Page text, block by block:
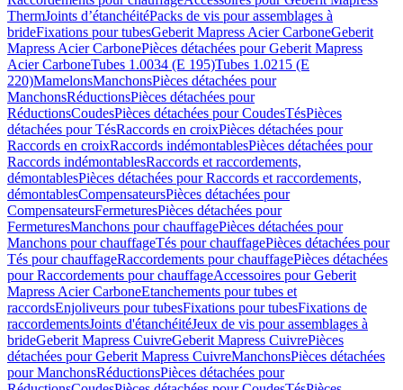
ThermJoints d’étanchéitéPacks de vis pour assemblages à
brideFixations pour tubesGeberit Mapress Acier CarboneGeberit
Mapress Acier CarbonePièces détachées pour Geberit Mapress
Acier CarboneTubes 1.0034 (E 195)Tubes 1.0215 (E
220)MamelonsManchonsPièces détachées pour
ManchonsRéductionsPièces détachées pour
RéductionsCoudesPièces détachées pour CoudesTésPièces
détachées pour TésRaccords en croixPièces détachées pour
Raccords en croixRaccords indémontablesPièces détachées pour
Raccords indémontablesRaccords et raccordements,
démontablesPièces détachées pour Raccords et raccordements,
démontablesCompensateursPièces détachées pour
CompensateursFermeturesPièces détachées pour
FermeturesManchons pour chauffagePièces détachées pour
Manchons pour chauffageTés pour chauffagePièces détachées pour
Tés pour chauffageRaccordements pour chauffagePièces détachées
pour Raccordements pour chauffageAccessoires pour Geberit
Mapress Acier CarboneEtanchements pour tubes et
raccordsEnjoliveurs pour tubesFixations pour tubesFixations de
raccordementsJoints d'étanchéitéJeux de vis pour assemblages à
brideGeberit Mapress CuivreGeberit Mapress CuivrePièces
détachées pour Geberit Mapress CuivreManchonsPièces détachées
pour ManchonsRéductionsPièces détachées pour